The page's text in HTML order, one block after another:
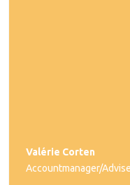
Valérie Corten
Accountmanager/